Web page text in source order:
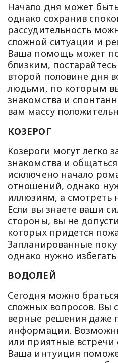
Начало дня может
однако сохранив
рассудительность
сложной ситуации и
Ваша помощь может
близким,
второй половине дня
людьми, по которым
знакомства и
вам массу
КОЗЕРОГ
Козероги могут легко
знакомства и
исключено начало
отношений, однако
иллюзиям, а смотреть
Если вы знаете ваши
стороны, вы не
которых придется
Запланированные
однако нужно
ВОДОЛЕЙ
Сегодня можно
сложных вопросов. Вы
верные решения
информации.
или приятные
Ваша интуиция